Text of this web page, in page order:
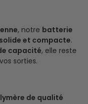
, notre batterie
solide et compacte.
capacité, elle reste
sorties.
de qualité